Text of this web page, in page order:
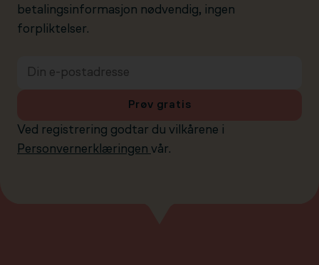
betalingsinformasjon nødvendig, ingen
forpliktelser.
Ved registrering godtar du vilkårene i
Personvernerklæringen vår.
Prøv gratis